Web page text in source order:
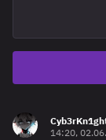
14:20,